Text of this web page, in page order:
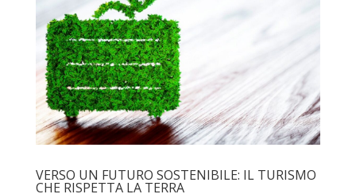
VERSO UN FUTURO SOSTENIBILE: IL TURISMO
CHE RISPETTA LA TERRA